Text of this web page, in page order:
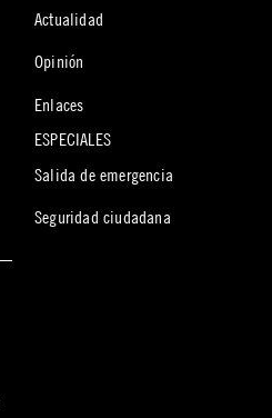
Actualidad
Opinión
Enlaces
ESPECIALES
Salida de emergencia
Seguridad ciudadana